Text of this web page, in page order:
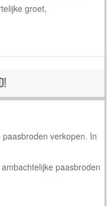
groet,
verkopen. In
paasbroden